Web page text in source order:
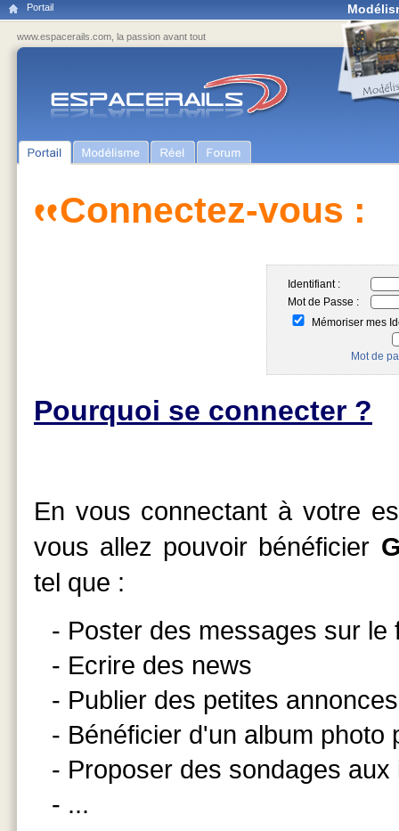
Portail
www.espacerails.com, la passion avant tout
Connectez-vous :
Identifiant :
Mot de Passe :
Mémoriser mes
Mot de
Pourquoi se connecter ?
En vous connectant à votre
vous allez pouvoir bénéficier
tel que :
- Poster des messages sur le
- Ecrire des news
- Publier des petites annonces
- Bénéficier d'un album
- Proposer des sondages aux
- ...